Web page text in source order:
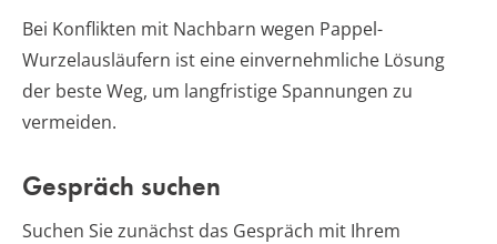
Bei Konflikten mit Nachbarn wegen Pappel-
Wurzelausläufern ist eine einvernehmliche Lösung
der beste Weg, um langfristige Spannungen zu
vermeiden.
Gespräch suchen
Suchen Sie zunächst das Gespräch mit Ihrem